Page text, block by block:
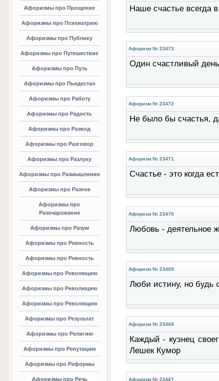
Афоризмы про Прощение
Афоризмы про Психиатрию
Афоризмы про Публику
Афоризмы про Путешествие
Афоризмы про Путь
Афоризмы про Пьедестал
Афоризмы про Работу
Афоризмы про Радость
Афоризмы про Развод
Афоризмы про Разговор
Афоризмы про Разлуку
Афоризмы про Размышления
Афоризмы про Разное
Афоризмы про
Разочарование
Афоризмы про Разум
Афоризмы про Ревность
Афоризмы про Ревность
Афоризмы про Революцию
Афоризмы про Революцию
Афоризмы про Революцию
Афоризмы про Результат
Афоризмы про Религию
Афоризмы про Репутацию
Афоризмы про Реформы
Афоризмы про Речь
Наше счастье всегда
Афоризм № 23473
Один счастливый
Афоризм № 23472
Не было бы счастья,
Афоризм № 23471
Счастье - это когда
Афоризм № 23470
Любовь - деятельное
Афоризм № 23469
Люби истину, но будь
Афоризм № 23468
Каждый - кузнец
Лешек Кумор
Афоризм № 23467